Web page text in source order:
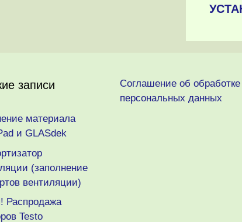
записи
материала
и GLASdek
(заполнение
вентиляции)
Распродажа
Testo
Соглашение об обработке
персональных данных